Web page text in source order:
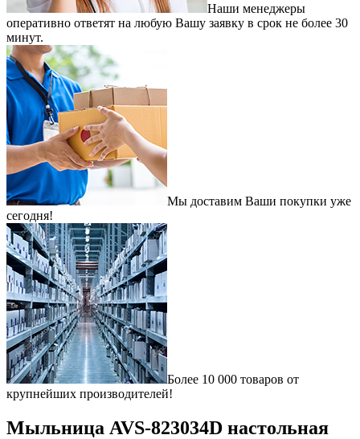
Наши менеджеры
оперативно ответят на любую Вашу заявку в срок не более 30
минут.
Мы доставим Ваши покупки уже
сегодня!
Более 10 000 товаров от
крупнейших производителей!
Мыльница AVS-823034D настольная